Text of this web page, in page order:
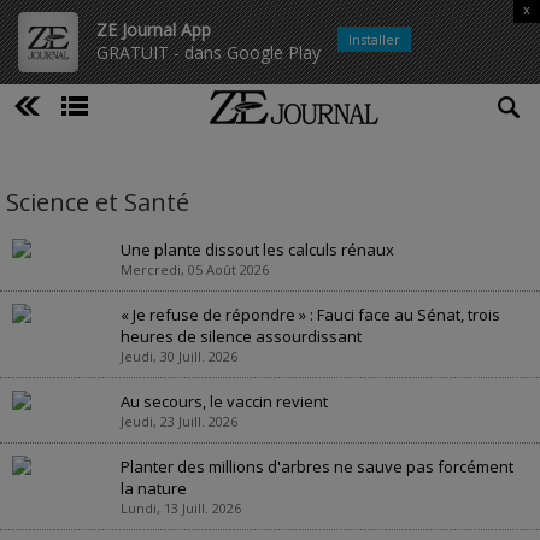
ZE Journal App
GRATUIT - dans Google Play
x
Installer
Science et Santé
Une plante dissout les calculs rénaux
Mercredi, 05 Août 2026
« Je refuse de répondre » : Fauci face au Sénat, trois
heures de silence assourdissant
Jeudi, 30 Juill. 2026
Au secours, le vaccin revient
Jeudi, 23 Juill. 2026
Planter des millions d'arbres ne sauve pas forcément
la nature
Lundi, 13 Juill. 2026